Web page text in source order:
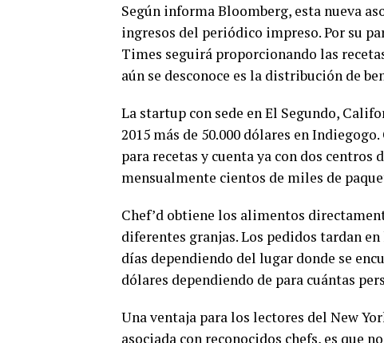
Según informa Bloomberg, esta nueva
ingresos del periódico impreso. Por su
Times seguirá proporcionando las
aún se desconoce es la distribución de
La startup con sede en El Segundo,
2015 más de 50.000 dólares en
para recetas y cuenta ya con dos
mensualmente cientos de miles de
Chef’d obtiene los alimentos
diferentes granjas. Los pedidos tardan
días dependiendo del lugar donde se
dólares dependiendo de para cuántas
Una ventaja para los lectores del New
asociada con reconocidos chefs, es que